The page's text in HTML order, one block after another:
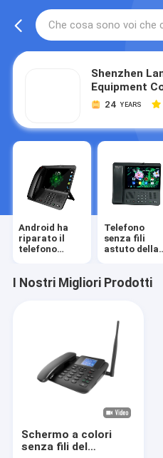
Shenzhen
Equipment
24 YEARS
Android ha
riparato il
telefono
Telefono
senza fili
astuto della
I Nostri Migliori Prodotti
Schermo a colori
senza fili del